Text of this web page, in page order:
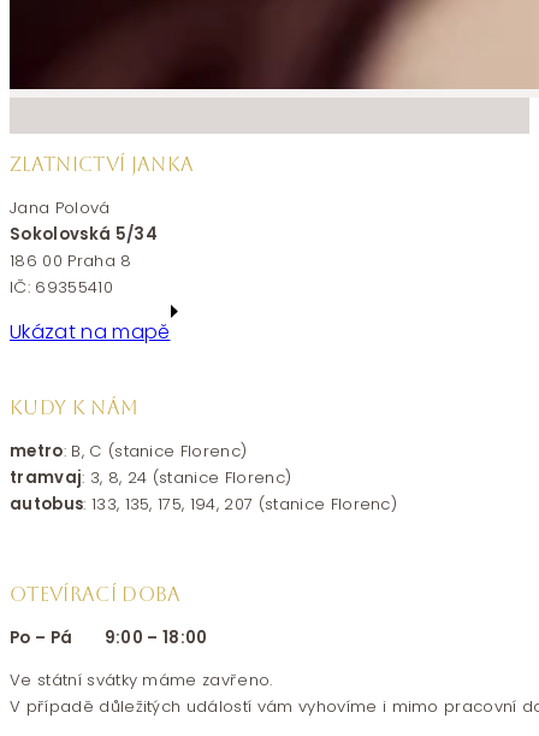
ZLATNICTVÍ JANKA
Jana Polová
Sokolovská 5/34
186 00 Praha 8
IČ: 69355410
Ukázat na mapě
KUDY K NÁM
metro: B, C (stanice Florenc)
tramvaj: 3, 8, 24 (stanice Florenc)
autobus: 133, 135, 175, 194, 207 (stanice Florenc)
OTEVÍRACÍ DOBA
Po – Pá 9:00 – 18:00
Ve státní svátky máme zavřeno.
V případě důležitých událostí vám vyhovíme i mimo pracovní